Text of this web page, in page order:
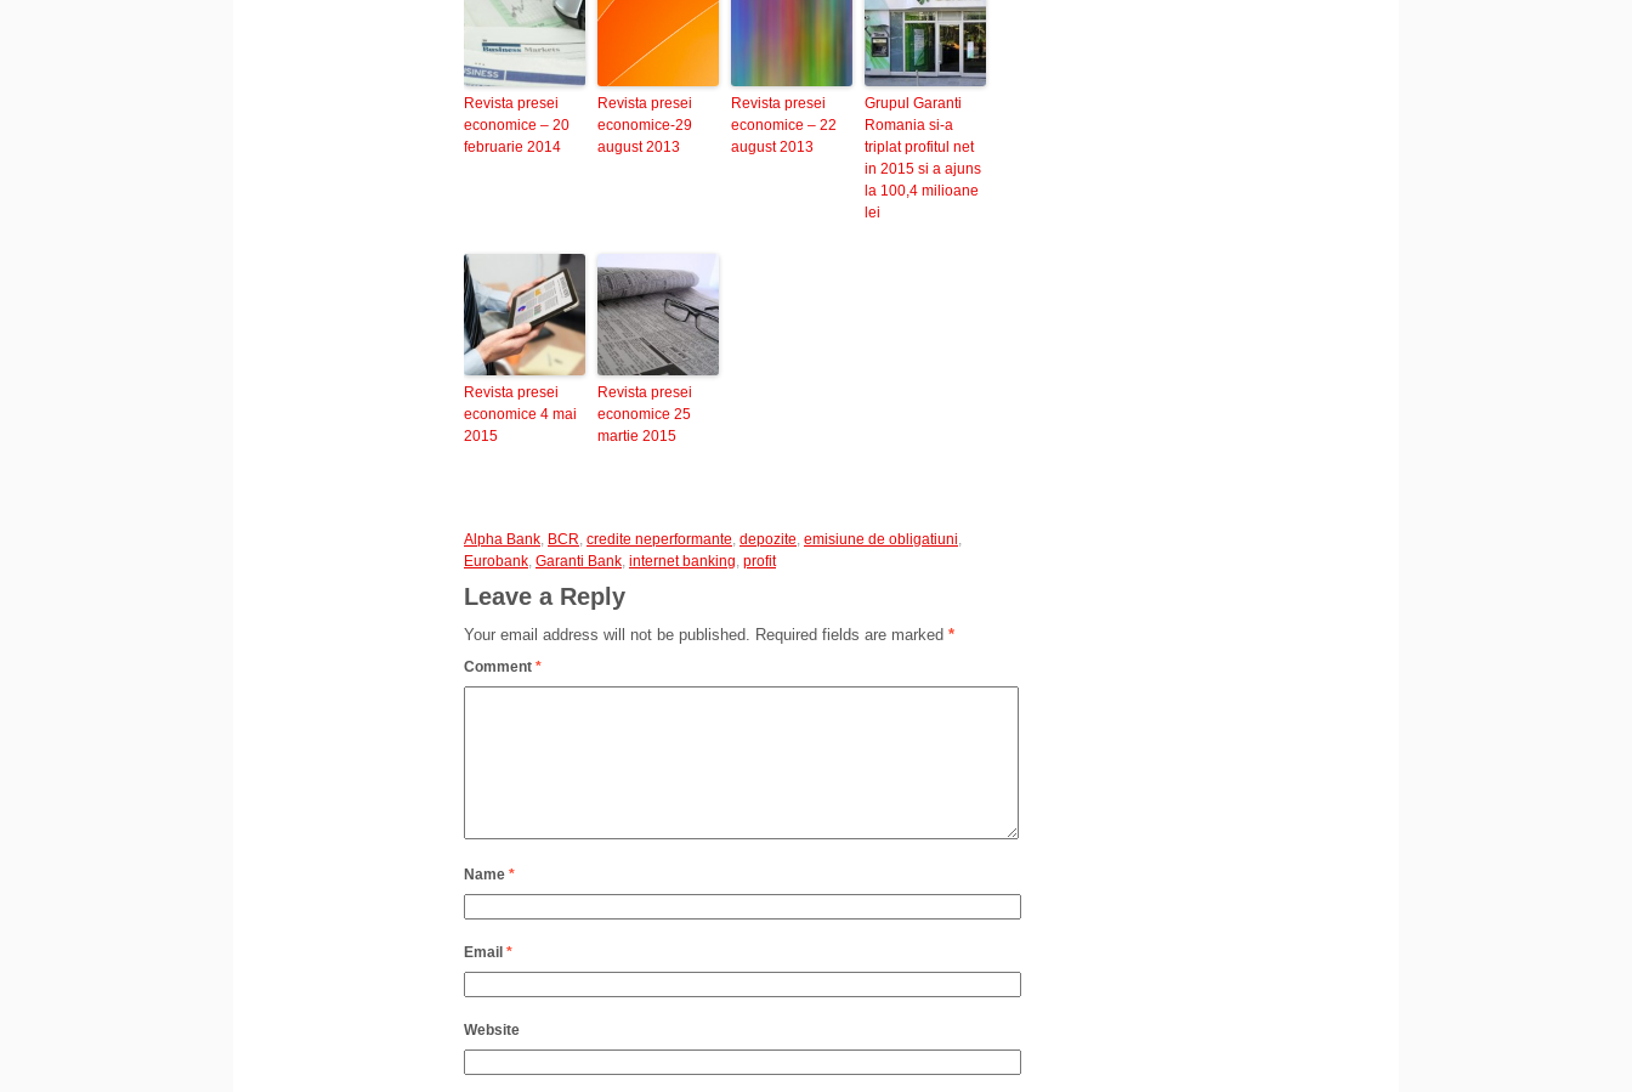
Revista presei
economice – 20
februarie 2014
Revista presei
economice-29
august 2013
Revista presei
economice – 22
august 2013
Grupul Garanti
Romania si-a
triplat profitul net
in 2015 si a ajuns
la 100,4 milioane
lei
Revista presei
economice 4 mai
2015
Revista presei
economice 25
martie 2015
Alpha Bank, BCR, credite neperformante, depozite, emisiune de obligatiuni,
Eurobank, Garanti Bank, internet banking, profit
Leave a Reply
Your email address will not be published. Required fields are marked *
Comment *
Name *
Email *
Website